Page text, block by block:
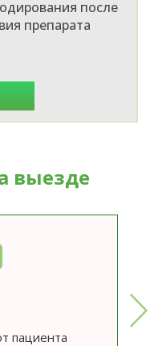
после
препарата
выезде
пациента